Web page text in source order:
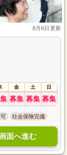
8月6日更新
金 土 日
募集 募集 募集
社会保険完備
面へ進む